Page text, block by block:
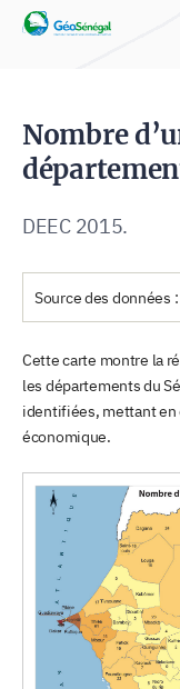
Rechercher :
Nombre
DEEC 2015.
Source des données :
Cette carte montre la
les départements du
identifiées, mettant
économique.